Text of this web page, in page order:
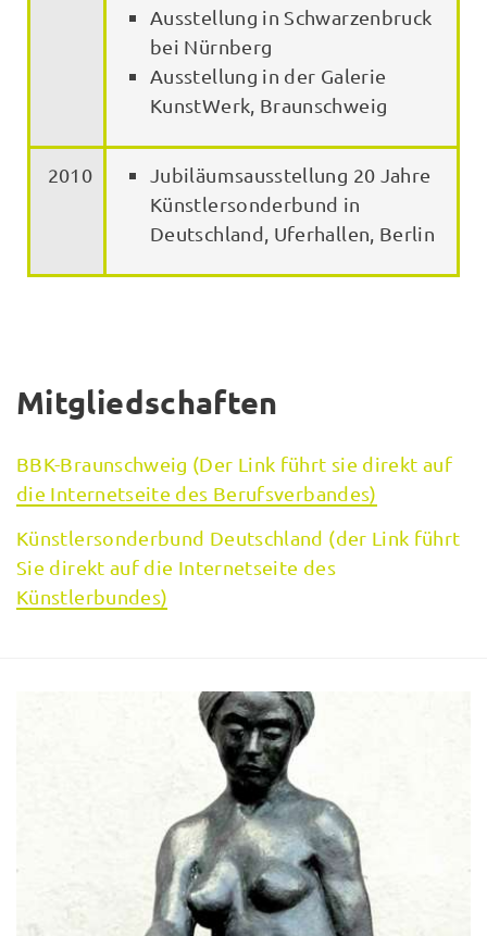
Ausstellung in Schwarzenbruck
bei Nürnberg
Ausstellung in der Galerie
KunstWerk, Braunschweig
2010
Jubiläumsausstellung 20 Jahre
Künstlersonderbund in
Deutschland, Uferhallen, Berlin
Mitgliedschaften
BBK-Braunschweig (Der Link führt sie direkt auf
die Internetseite des Berufsverbandes)
Künstlersonderbund Deutschland (der Link führt
Sie direkt auf die Internetseite des
Künstlerbundes)